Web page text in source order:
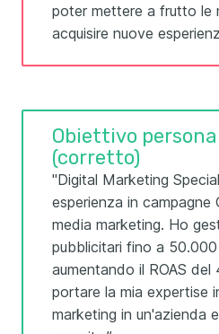
poter mettere a frutto le
acquisire nuove
Obiettivo
(corretto)
"Digital Marketing
esperienza in campagne
media marketing. Ho
pubblicitari fino a
aumentando il ROAS del
portare la mia expertise
marketing in un'azienda